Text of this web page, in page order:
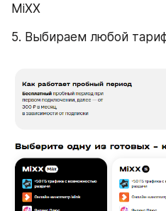
MiXX
5. Выбираем любой